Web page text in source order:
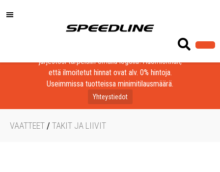
Löydä laadukkaat tuotteet yrityksesi, seurasi tai
järjestösi tarpeisiin omalla logolla! Huomioithan,
että ilmoitetut hinnat ovat alv. 0% hintoja.
Useimmissa tuotteissa minimitilausmäärä.
Yhteystiedot
VAATTEET / TAKIT JA LIIVIT